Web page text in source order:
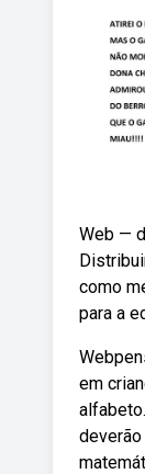
Web —
como
para a
em